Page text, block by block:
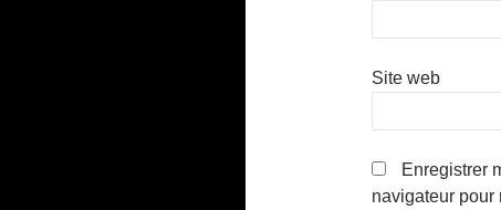
Site web
Enregistrer
navigateur pour